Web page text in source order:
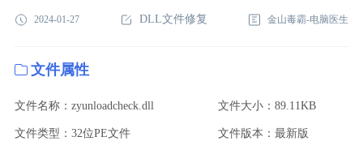
2024-01-27 DLL文件修复 金山毒霸-电脑医生
文件属性
文件名称：zyunloadcheck.dll 文件大小：89.11KB
文件类型：32位PE文件 文件版本：最新版